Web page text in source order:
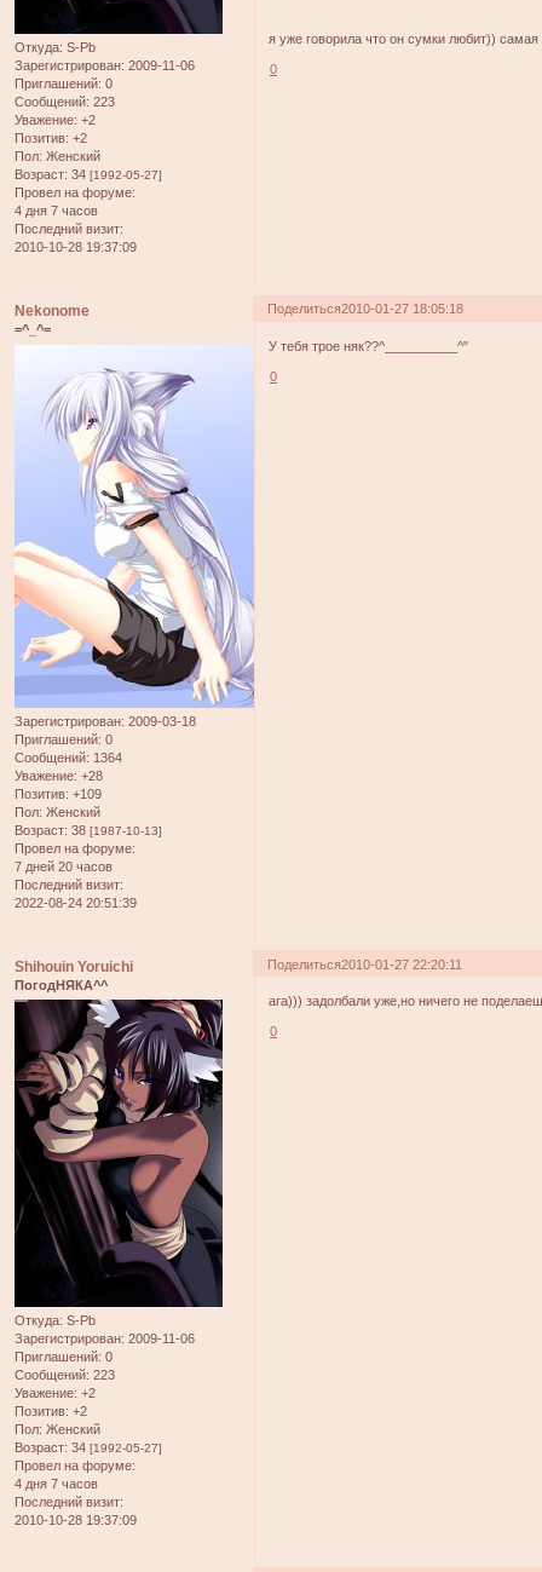
Откуда: S-Pb
Зарегистрирован: 2009-11-06
Приглашений: 0
Сообщений: 223
Уважение: +2
Позитив: +2
Пол: Женский
Возраст: 34 [1992-05-27]
Провел на форуме:
4 дня 7 часов
Последний визит:
2010-10-28 19:37:09
я уже говорила что он сумки любит))
0
Поделиться2010-01-27 18:05:18
Nekonome
=^_^=
Зарегистрирован: 2009-03-18
Приглашений: 0
Сообщений: 1364
Уважение: +28
Позитив: +109
Пол: Женский
Возраст: 38 [1987-10-13]
Провел на форуме:
7 дней 20 часов
Последний визит:
2022-08-24 20:51:39
У тебя трое няк??^__________^"
0
Поделиться2010-01-27 22:20:11
Shihouin Yoruichi
ПогодНЯКА^^
Откуда: S-Pb
Зарегистрирован: 2009-11-06
Приглашений: 0
Сообщений: 223
Уважение: +2
Позитив: +2
Пол: Женский
Возраст: 34 [1992-05-27]
Провел на форуме:
4 дня 7 часов
Последний визит:
2010-10-28 19:37:09
ага))) задолбали уже,но ничего не
0